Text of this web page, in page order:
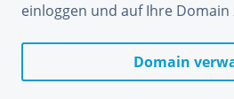
einloggen und auf Ihre Domain
Domain